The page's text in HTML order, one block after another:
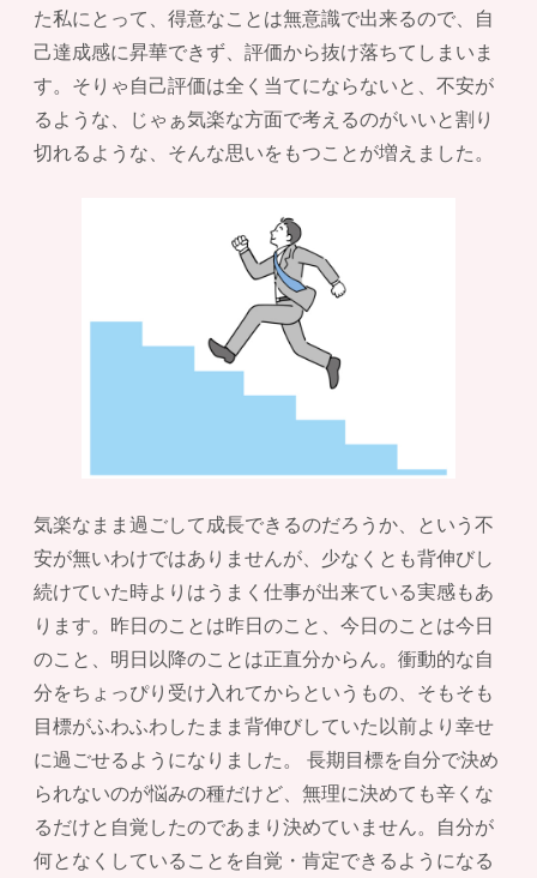
た私にとって、得意なことは無意識で出来るので、自
己達成感に昇華できず、評価から抜け落ちてしまいま
す。そりゃ自己評価は全く当てにならないと、不安が
るような、じゃぁ気楽な方面で考えるのがいいと割り
切れるような、そんな思いをもつことが増えました。
気楽なまま過ごして成長できるのだろうか、という不
安が無いわけではありませんが、少なくとも背伸びし
続けていた時よりはうまく仕事が出来ている実感もあ
ります。昨日のことは昨日のこと、今日のことは今日
のこと、明日以降のことは正直分からん。衝動的な自
分をちょっぴり受け入れてからというもの、そもそも
目標がふわふわしたまま背伸びしていた以前より幸せ
に過ごせるようになりました。 長期目標を自分で決め
られないのが悩みの種だけど、無理に決めても辛くな
るだけと自覚したのであまり決めていません。自分が
何となくしていることを自覚・肯定できるようになる